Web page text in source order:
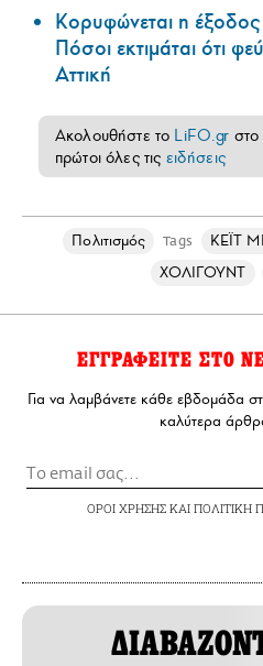
Κορυφώνεται η
Πόσοι εκτιμάται ότι
Αττική
Ακολουθήστε το LiFO.gr στο
πρώτοι όλες τις ειδήσεις
Πολιτισμός Tags ΚΕΪΤ
ΧΟΛΙΓΟΥΝΤ
ΕΓΓΡΑΦΕΙΤΕ ΣΤΟ
Για να λαμβάνετε κάθε εβδομάδα
καλύτερα
ΟΡΟΙ ΧΡΗΣΗΣΚΑΙ ΠΟΛΙΤΙΚΗ